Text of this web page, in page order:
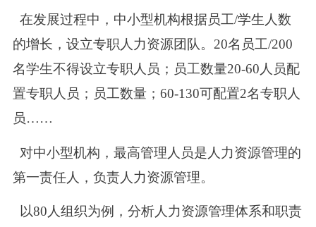
在发展过程中，中小型机构根据员工/学生人数
的增长，设立专职人力资源团队。20名员工/200
名学生不得设立专职人员；员工数量20-60人员配
置专职人员；员工数量；60-130可配置2名专职人
员……
对中小型机构，最高管理人员是人力资源管理的
第一责任人，负责人力资源管理。
以80人组织为例，分析人力资源管理体系和职责